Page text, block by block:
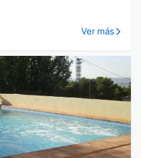
Ver más